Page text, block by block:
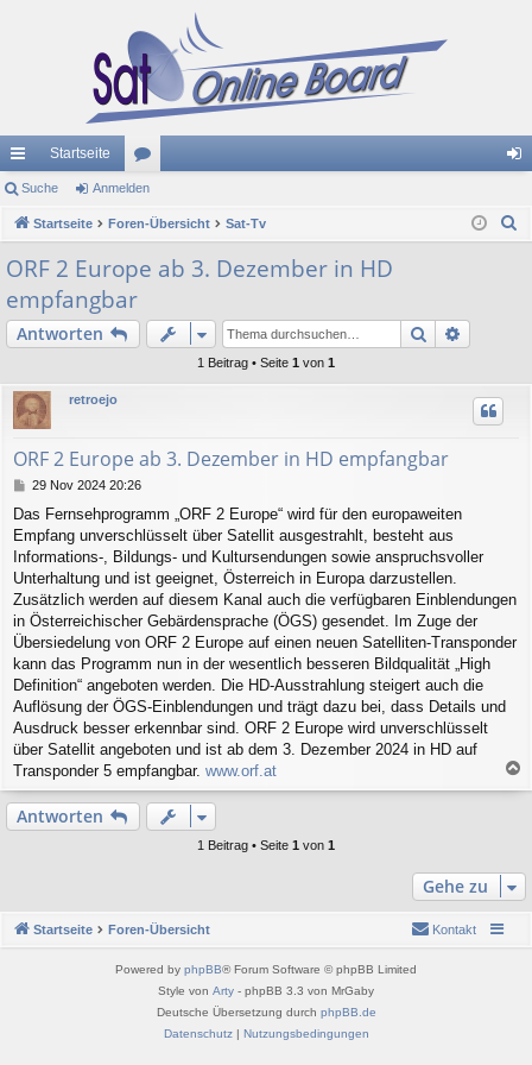
ch
ne
llz
ug
riff
Startseite
or
en m
Suche Anmelden
Startseite Foren-Übersicht Sat-Tv
ORF 2 Europe ab 3. Dezember in HD
empfangbar
Antworten Suche
1 Beitrag • Seite 1 von 1
retroejo
ORF 2 Europe ab 3. Dezember in HD empfangbar
B
i
t
r
a
29 Nov 2024 20:26
Das Fernsehprogramm „ORF 2 Europe“ wird für den europaweiten
Empfang unverschlüsselt über Satellit ausgestrahlt, besteht aus
Informations-, Bildungs- und Kultursendungen sowie anspruchsvoller
Unterhaltung und ist geeignet, Österreich in Europa darzustellen.
Zusätzlich werden auf diesem Kanal auch die verfügbaren Einblendungen
in Österreichischer Gebärdensprache (ÖGS) gesendet. Im Zuge der
Übersiedelung von ORF 2 Europe auf einen neuen Satelliten-Transponder
kann das Programm nun in der wesentlich besseren Bildqualität „High
Definition“ angeboten werden. Die HD-Ausstrahlung steigert auch die
Auflösung der ÖGS-Einblendungen und trägt dazu bei, dass Details und
Ausdruck besser erkennbar sind. ORF 2 Europe wird unverschlüsselt
über Satellit angeboten und ist ab dem 3. Dezember 2024 in HD auf
Transponder 5 empfangbar. www.orf.at
a
n
Antworten
1 Beitrag • Seite 1 von 1
Gehe zu
Startseite Foren-Übersicht Kontakt
Powered by phpBB® Forum Software © phpBB Limited
Style von Arty - phpBB 3.3 von MrGaby
Deutsche Übersetzung durch phpBB.de
Datenschutz| Nutzungsbedingungen